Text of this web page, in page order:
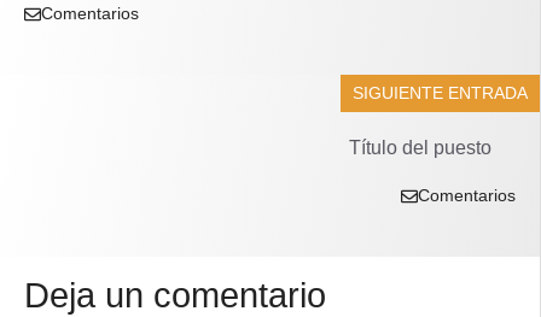
Comentarios
SIGUIENTE ENTRADA
Título del puesto
Comentarios
Deja un comentario